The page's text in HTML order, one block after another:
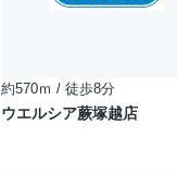
約570ｍ / 徒歩8分
ウエルシア蕨塚越店